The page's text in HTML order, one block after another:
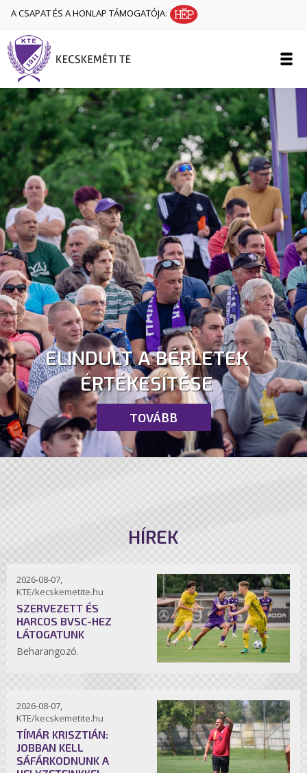
A CSAPAT ÉS A HONLAP TÁMOGATÓJA:
ELINDULT A BÉRLETEK
ÉRTÉKESÍTÉSE
TOVÁBB
HÍREK
2026-08-07,
KTE/kecskemetite.hu
SZERVEZETT ÉS
HARCOS BVSC-HEZ
LÁTOGATUNK
Beharangozó.
2026-08-07,
KTE/kecskemetite.hu
TÍMÁR KRISZTIÁN:
JOBBAN KELL
SÁFÁRKODNUNK A